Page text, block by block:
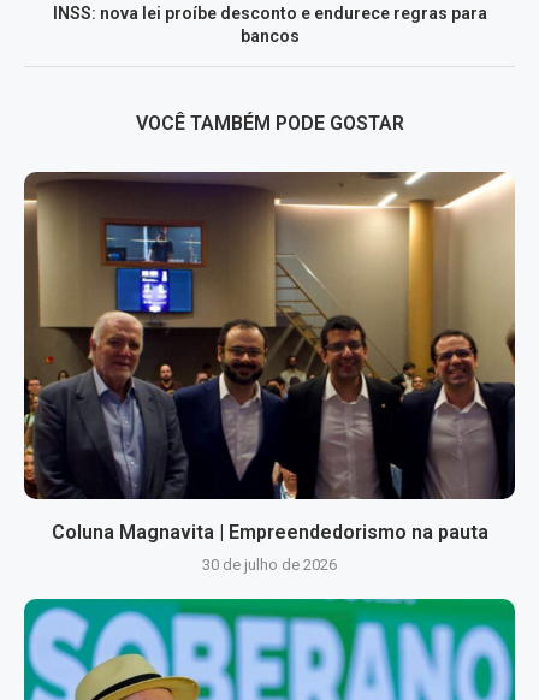
INSS: nova lei proíbe desconto e endurece regras para
bancos
VOCÊ TAMBÉM PODE GOSTAR
Coluna Magnavita | Empreendedorismo na pauta
30 de julho de 2026